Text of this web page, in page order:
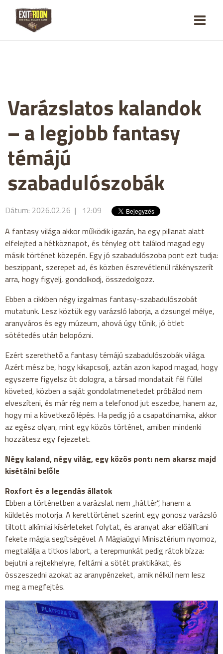
Varázslatos kalandok
– a legjobb fantasy
témájú
szabadulószobák
Dátum: 2026.02.26 | 12:09
A fantasy világa akkor működik igazán, ha egy pillanat alatt
elfelejted a hétköznapot, és tényleg ott találod magad egy
másik történet közepén. Egy jó szabadulószoba pont ezt tudja:
beszippant, szerepet ad, és közben észrevétlenül rákényszerít
arra, hogy figyelj, gondolkodj, összedolgozz.
Ebben a cikkben négy izgalmas fantasy-szabadulószobát
mutatunk. Lesz köztük egy varázsló laborja, a dzsungel mélye,
aranyváros és egy múzeum, ahová úgy tűnik, jó ötlet
sötétedés után belopózni.
Ezért szerethető a fantasy témájú szabadulószobák világa.
Azért mész be, hogy kikapcsolj, aztán azon kapod magad, hogy
egyszerre figyelsz öt dologra, a társad mondatait fél füllel
követed, közben a saját gondolatmenetedet próbálod nem
elveszíteni, és már rég nem a telefonod jut eszedbe, hanem az,
hogy mi a következő lépés. Ha pedig jó a csapatdinamika, akkor
az egész olyan, mint egy közös történet, amiben mindenki
hozzátesz egy fejezetet.
Négy kaland, négy világ, egy közös pont: nem akarsz majd
kisétálni belőle
Roxfort és a legendás állatok
Ebben a történetben a varázslat nem „háttér”, hanem a
küldetés motorja. A kerettörténet szerint egy gonosz varázsló
tiltott alkímiai kísérleteket folytat, és aranyat akar előállítani
fekete mágia segítségével. A Mágiaügyi Minisztérium nyomoz,
megtalálja a titkos labort, a terepmunkát pedig rátok bízza:
bejutni a rejtekhelyre, feltárni a sötét praktikákat, és
összeszedni azokat az aranypénzeket, amik nélkül nem lesz
meg a megfejtés.